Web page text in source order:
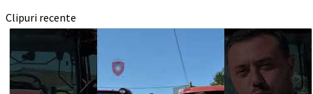
Clipuri recente